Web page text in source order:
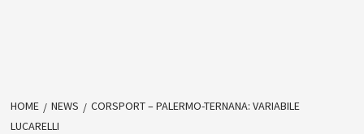
HOME NEWS
CORSPORT – PALERMO-TERNANA: VARIABILE
LUCARELLI